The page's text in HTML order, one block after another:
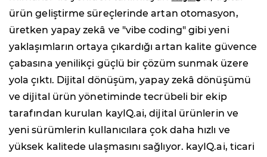
ürün geliştirme süreçlerinde artan otomasyon,
üretken yapay zekâ ve "vibe coding" gibi yeni
yaklaşımların ortaya çıkardığı artan kalite güvence
çabasına yenilikçi güçlü bir çözüm sunmak üzere
yola çıktı. Dijital dönüşüm, yapay zekâ dönüşümü
ve dijital ürün yönetiminde tecrübeli bir ekip
tarafından kurulan kayIQ.ai, dijital ürünlerin ve
yeni sürümlerin kullanıcılara çok daha hızlı ve
yüksek kalitede ulaşmasını sağlıyor. kayIQ.ai, ticari